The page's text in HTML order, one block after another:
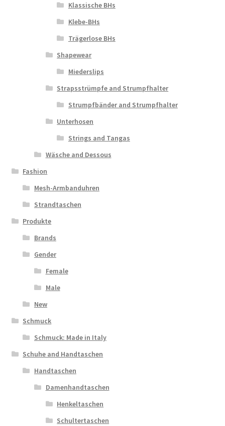
Klassische BHs
Klebe-BHs
Trägerlose BHs
Shapewear
Miederslips
Strapsstrümpfe and Strumpfhalter
Strumpfbänder and Strumpfhalter
Unterhosen
Strings and Tangas
Wäsche and Dessous
Fashion
Mesh-Armbanduhren
Strandtaschen
Produkte
Brands
Gender
Female
Male
New
Schmuck
Schmuck: Made in Italy
Schuhe and Handtaschen
Handtaschen
Damenhandtaschen
Henkeltaschen
Schultertaschen